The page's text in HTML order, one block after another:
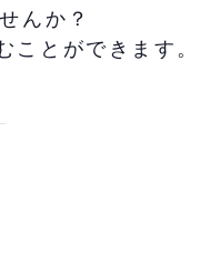
んか？
とができます。